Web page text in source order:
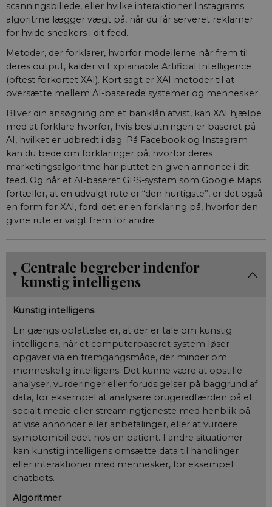
scanningsbillede, eller hvilke interaktioner Instagrams
algoritme lægger vægt på, når du får serveret reklamer
for hvide sneakers i dit feed.
Metoder, der forklarer, hvorfor modellerne når frem til
deres output, kalder vi Explainable Artificial Intelligence
(oftest forkortet XAI). Kort sagt er XAI metoder til at
oversætte mellem AI-baserede systemer og mennesker.
Bliver din ansøgning om et banklån afvist, kan XAI hjælpe
med at forklare hvorfor, hvis beslutningen er baseret på
AI, hvilket er udbredt i dag. På Facebook og Instagram
kan du bede om forklaringer på, hvorfor deres
marketingsalgoritme har puttet en given annonce i dit
feed. Og når et AI-baseret GPS-system som Google Maps
fortæller, at en udvalgt rute er “den hurtigste”, er det også
en form for XAI, fordi det er en forklaring på, hvorfor den
givne rute er valgt frem for andre.
Centrale begreber indenfor
kunstig intelligens
Kunstig intelligens
En gængs opfattelse er, at der er tale om kunstig
intelligens, når et computerbaseret system løser
opgaver via en fremgangsmåde, der minder om
menneskelig intelligens. Det kunne være at opstille
analyser, vurderinger eller forudsigelser på baggrund af
data, for eksempel at analysere brugeradfærden på et
socialt medie eller streamingtjeneste med henblik på
at vise annoncer eller anbefalinger, eller at vurdere
symptombilledet hos en patient. I andre situationer
kan kunstig intelligens omsætte data til handlinger
eller interaktioner med mennesker, for eksempel
chatbots.
Algoritmer